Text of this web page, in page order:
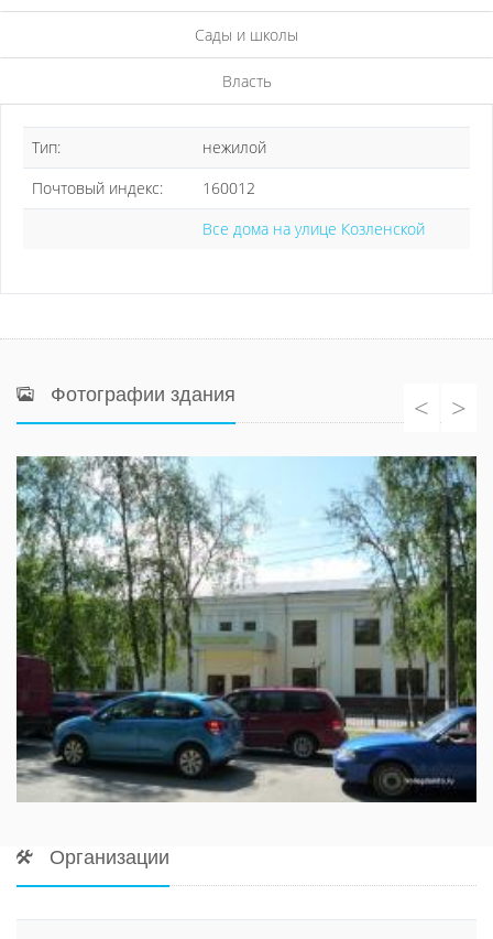
Сады и школы
Власть
Тип:
нежилой
Почтовый индекс:
160012
Все дома на улице Козленской
Фотографии здания < >
Организации